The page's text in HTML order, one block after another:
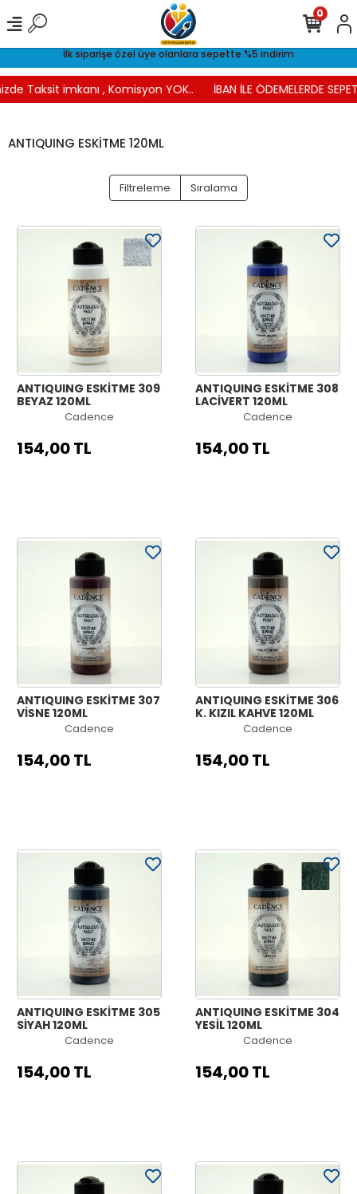
İlk siparişe özel üye olanlara sepette %5 indirim
Taksit imkanı , Komisyon YOK.. İBAN İLE ÖDEMELERDE
0
ANTIQUING ESKİTME 120ML
Filtreleme Sıralama
ANTIQUING ESKİTME 309
BEYAZ 120ML
Cadence
154,00 TL
ANTIQUING ESKİTME 308
LACİVERT 120ML
Cadence
154,00 TL
ANTIQUING ESKİTME 307
VİŞNE 120ML
Cadence
154,00 TL
ANTIQUING ESKİTME 306
K. KIZIL KAHVE 120ML
Cadence
154,00 TL
ANTIQUING ESKİTME 305
SİYAH 120ML
Cadence
154,00 TL
ANTIQUING ESKİTME 304
YEŞİL 120ML
Cadence
154,00 TL